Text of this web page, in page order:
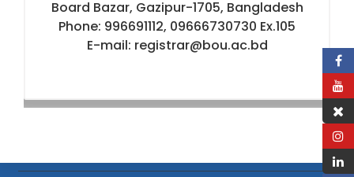
Board Bazar, Gazipur-1705, Bangladesh
Phone: 996691112, 09666730730 Ex.105
E-mail: registrar@bou.ac.bd